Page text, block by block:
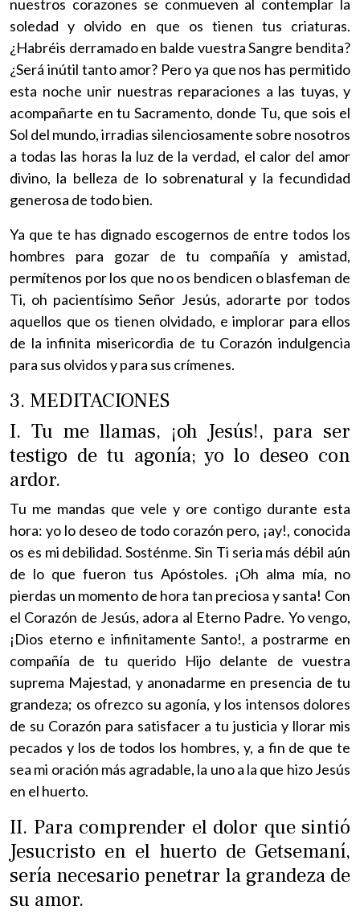
nuestros corazones se conmueven al contemplar la
soledad y olvido en que os tienen tus criaturas.
¿Habréis derramado en balde vuestra Sangre bendita?
¿Será inútil tanto amor? Pero ya que nos has permitido
esta noche unir nuestras reparaciones a las tuyas, y
acompañarte en tu Sacramento, donde Tu, que sois el
Sol del mundo, irradias silenciosamente sobre nosotros
a todas las horas la luz de la verdad, el calor del amor
divino, la belleza de lo sobrenatural y la fecundidad
generosa de todo bien.
Ya que te has dignado escogernos de entre todos los
hombres para gozar de tu compañía y amistad,
permítenos por los que no os bendicen o blasfeman de
Ti, oh pacientísimo Señor Jesús, adorarte por todos
aquellos que os tienen olvidado, e implorar para ellos
de la infinita misericordia de tu Corazón indulgencia
para sus olvidos y para sus crímenes.
3. MEDITACIONES
I. Tu me llamas, ¡oh Jesús!, para ser
testigo de tu agonía; yo lo deseo con
ardor.
Tu me mandas que vele y ore contigo durante esta
hora: yo lo deseo de todo corazón pero, ¡ay!, conocida
os es mi debilidad. Sosténme. Sin Ti seria más débil aún
de lo que fueron tus Apóstoles. ¡Oh alma mía, no
pierdas un momento de hora tan preciosa y santa! Con
el Corazón de Jesús, adora al Eterno Padre. Yo vengo,
¡Dios eterno e infinitamente Santo!, a postrarme en
compañía de tu querido Hijo delante de vuestra
suprema Majestad, y anonadarme en presencia de tu
grandeza; os ofrezco su agonía, y los intensos dolores
de su Corazón para satisfacer a tu justicia y llorar mis
pecados y los de todos los hombres, y, a fin de que te
sea mi oración más agradable, la uno a la que hizo Jesús
en el huerto.
II. Para comprender el dolor que sintió
Jesucristo en el huerto de Getsemaní,
sería necesario penetrar la grandeza de
su amor.